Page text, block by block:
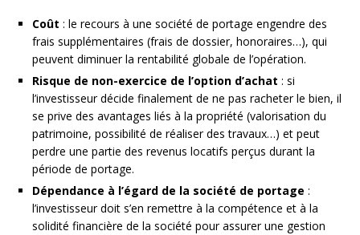
Coût : le recours à une société de portage engendre des
frais supplémentaires (frais de dossier, honoraires…), qui
peuvent diminuer la rentabilité globale de l’opération.
Risque de non-exercice de l’option d’achat : si
l’investisseur décide finalement de ne pas racheter le bien, il
se prive des avantages liés à la propriété (valorisation du
patrimoine, possibilité de réaliser des travaux…) et peut
perdre une partie des revenus locatifs perçus durant la
période de portage.
Dépendance à l’égard de la société de portage :
l’investisseur doit s’en remettre à la compétence et à la
solidité financière de la société pour assurer une gestion